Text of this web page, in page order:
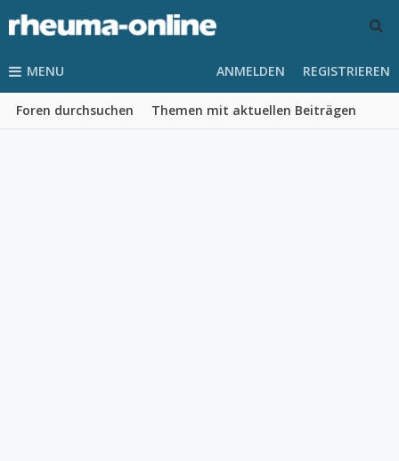
MENU
Foren durchsuchen Themen mit aktuellen Beiträgen
ANMELDEN REGISTRIEREN